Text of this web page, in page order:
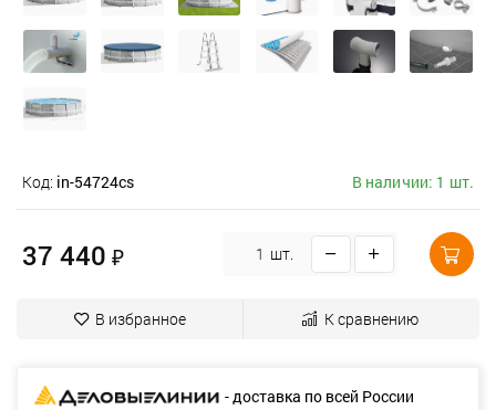
Код: in-54724cs В наличии: 1 шт.
37 440 ₽ шт.
В избранное К сравнению
- доставка по всей России